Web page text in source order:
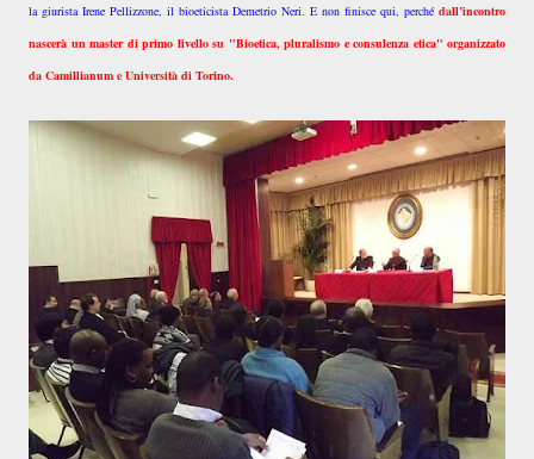
la giurista Irene Pellizzone, il bioeticista Demetrio Neri. E non finisce qui, perché dall’incontro
nascerà un master di primo livello su "Bioetica, pluralismo e consulenza etica" organizzato
da Camillianum e Università di Torino.